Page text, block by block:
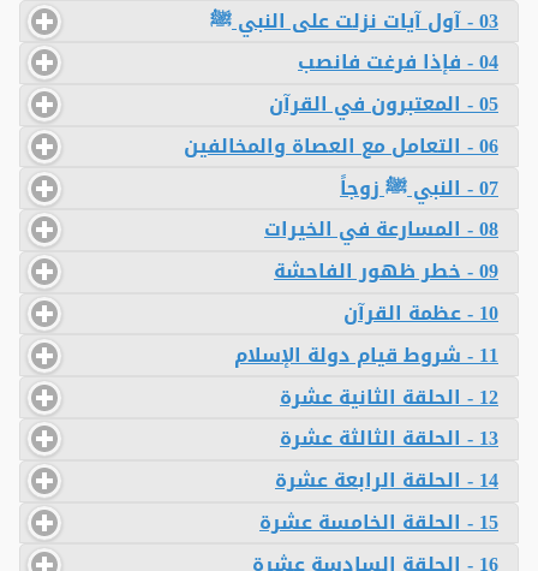
03 - آول آيات نزلت على النبي ﷺ
04 - فإذا فرغت فانصب
05 - المعتبرون في القرآن
06 - التعامل مع العصاة والمخالفين
07 - النبي ﷺ زوجاً
08 - المسارعة في الخيرات
09 - خطر ظهور الفاحشة
10 - عظمة القرآن
11 - شروط قيام دولة الإسلام
12 - الحلقة الثانية عشرة
13 - الحلقة الثالثة عشرة
14 - الحلقة الرابعة عشرة
15 - الحلقة الخامسة عشرة